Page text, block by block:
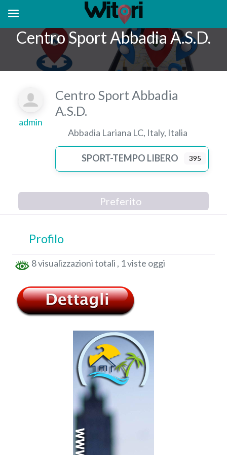
Centro Sport Abbadia A.S.D.
admin
Centro Sport Abbadia
A.S.D.
Abbadia Lariana LC, Italy, Italia
SPORT-TEMPO LIBERO 395
Preferito
Profilo
8 visualizzazioni totali , 1 viste oggi